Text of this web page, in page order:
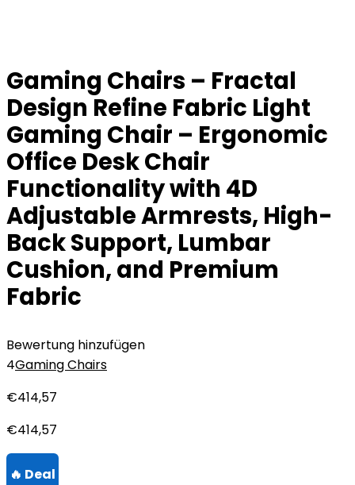
Gaming Chairs – Fractal
Design Refine Fabric Light
Gaming Chair – Ergonomic
Office Desk Chair
Functionality with 4D
Adjustable Armrests, High-
Back Support, Lumbar
Cushion, and Premium
Fabric
Bewertung hinzufügen
4Gaming Chairs
€414,57
€414,57